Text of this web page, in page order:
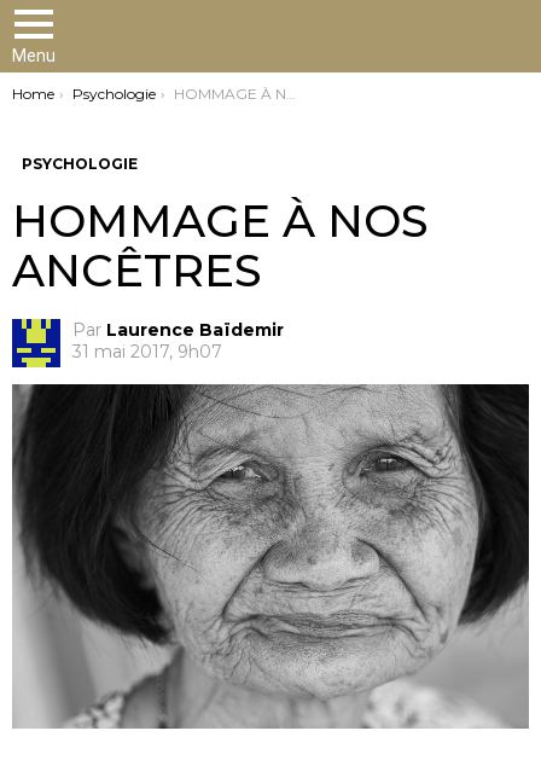
Menu
You are here:
Home Psychologie HOMMAGE À NOS ANCÊTRES
PSYCHOLOGIE
HOMMAGE À NOS
ANCÊTRES
Par Laurence Baïdemir
31 mai 2017, 9h07